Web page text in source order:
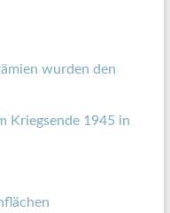
wurden den
Kriegsende 1945 in